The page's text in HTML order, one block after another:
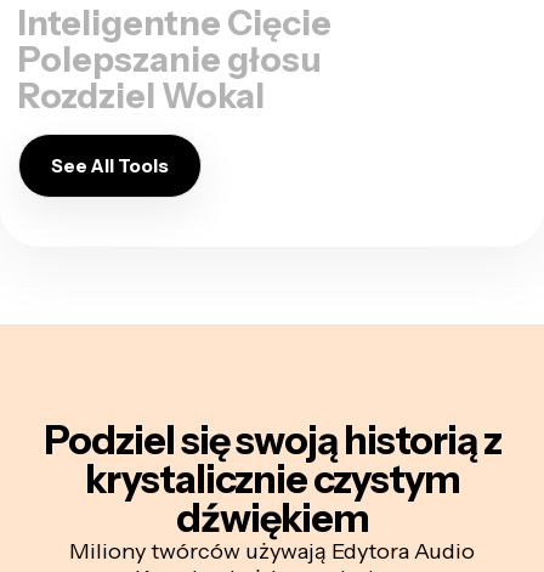
Inteligentne Cięcie
Polepszanie głosu
Rozdziel Wokal
See All Tools
Podziel się swoją historią z
krystalicznie czystym
dźwiękiem
Miliony twórców używają Edytora Audio